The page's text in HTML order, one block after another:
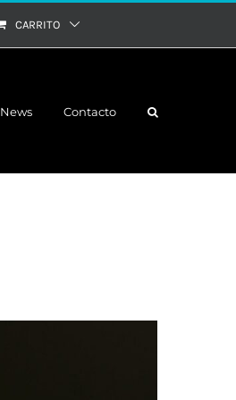
CARRITO
News Contacto